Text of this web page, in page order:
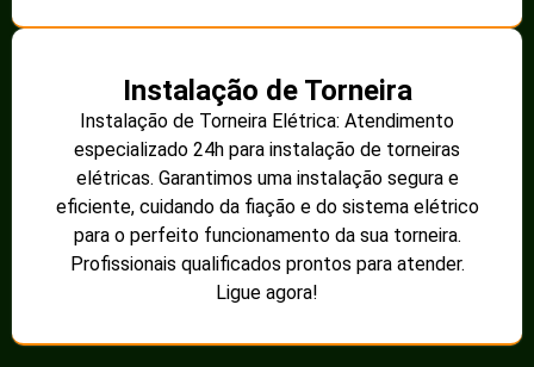
Instalação de Torneira
Instalação de Torneira Elétrica: Atendimento
especializado 24h para instalação de torneiras
elétricas. Garantimos uma instalação segura e
eficiente, cuidando da fiação e do sistema elétrico
para o perfeito funcionamento da sua torneira.
Profissionais qualificados prontos para atender.
Ligue agora!